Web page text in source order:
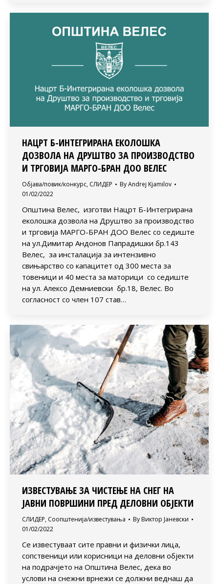
НАЦРТ Б-ИНТЕГРИРАНА ЕКОЛОШКА
ДОЗВОЛА НА ДРУШТВО ЗА ПРОИЗВОДСТВО
И ТРГОВИЈА МАРГО-БРАН ДОО ВЕЛЕС
Објава/повик/конкурс, СЛИДЕР ByAndrej Kjamilov
01/02/2022
Општина Велес, изготви Нацрт Б-Интегрирана
еколошка дозвола на Друштво за производство
и трговија МАРГО-БРАН ДОО Велес со седиште
на ул.Димитар Андонов Папрадишки бр.143
Велес, за инсталација за интензивно
свињарство со капацитет од 300 места за
товеници и 40 места за маторици со седиште
на ул. Алексо Демниевски бр.18, Велес. Во
согласност со член 107 став…
ИЗВЕСТУВАЊЕ ЗА ЧИСТЕЊЕ НА СНЕГ НА
ЈАВНИ ПОВРШИНИ ПРЕД ДЕЛОВНИ ОБЈЕКТИ
СЛИДЕР, Соопштенија/известувања By Виктор Јаневски
01/02/2022
Се известуваат сите правни и физички лица,
сопственици или корисници на деловни објекти
на подрачјето на Општина Велес, дека во
услови на снежни врнежи се должни веднаш да